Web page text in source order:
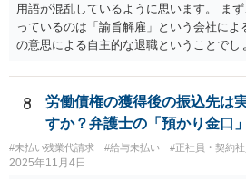
用語が混乱しているように思います。 ま
っているのは「諭旨解雇」という会社に
の意思による自主的な退職ということで
す。 その場合、解雇には客観的で合理的
解雇という処分が社会通念上相当と認め
す。 結局、貴殿のネット炎上の内容や原
どを具体的に検討しなければ、何とも申し
また、育児休業法関係の問題もあるかも
法に関する専門的な知識が必要な事案です
8
労働債権の獲得後の振込先は
すか？弁護士の「預かり金口
#未払い残業代請求 #給与未払い #正社員・契約社
2025年11月4日